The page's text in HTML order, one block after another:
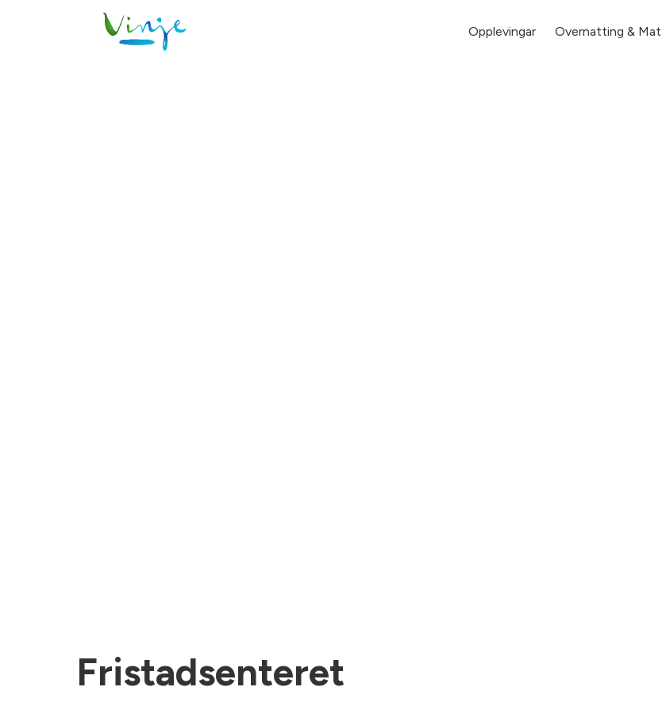
Opplevingar Overnatting & Mat
Fristadsenteret